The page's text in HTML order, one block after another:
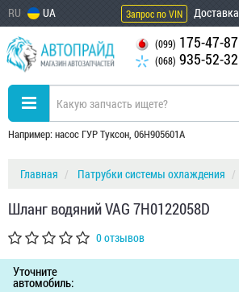
RU UA Запрос по VIN Доставка
(099) 175-47-87
(068) 935-52-32
Например: насос ГУР Туксон, 06H905601A
Главная Патрубки системы охлаждения
Шланг водяний VAG 7H0122058D
0 отзывов
Уточните
автомобиль: